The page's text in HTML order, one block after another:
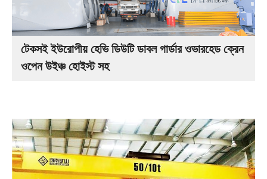
টেকসই ইউরোপীয় হেভি ডিউটি ডাবল গার্ডার ওভারহেড ক্রেন
ওপেন উইঞ্চ হোইস্ট সহ